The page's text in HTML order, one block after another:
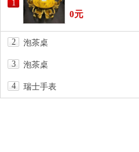
1
0元
2 泡茶桌
3 泡茶桌
4 瑞士手表